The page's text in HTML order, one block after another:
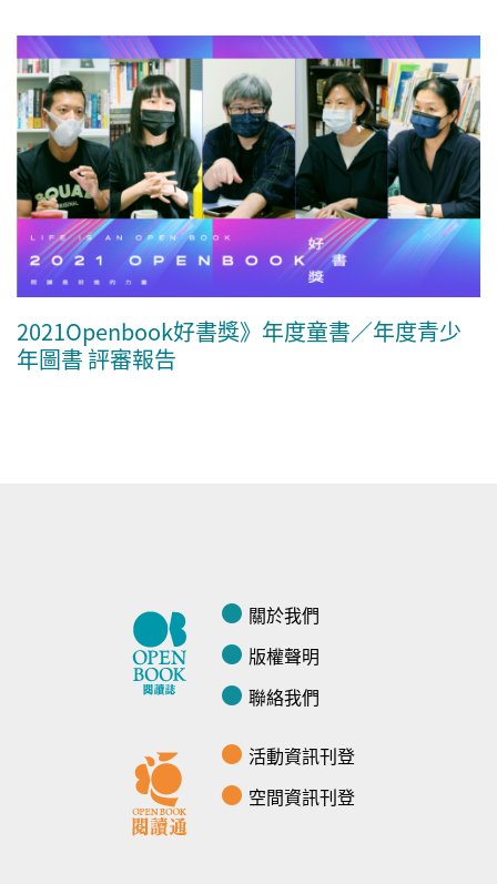
2021Openbook好書獎》年度童書／年度青少
年圖書 評審報告
關於我們
版權聲明
聯絡我們
活動資訊刊登
空間資訊刊登